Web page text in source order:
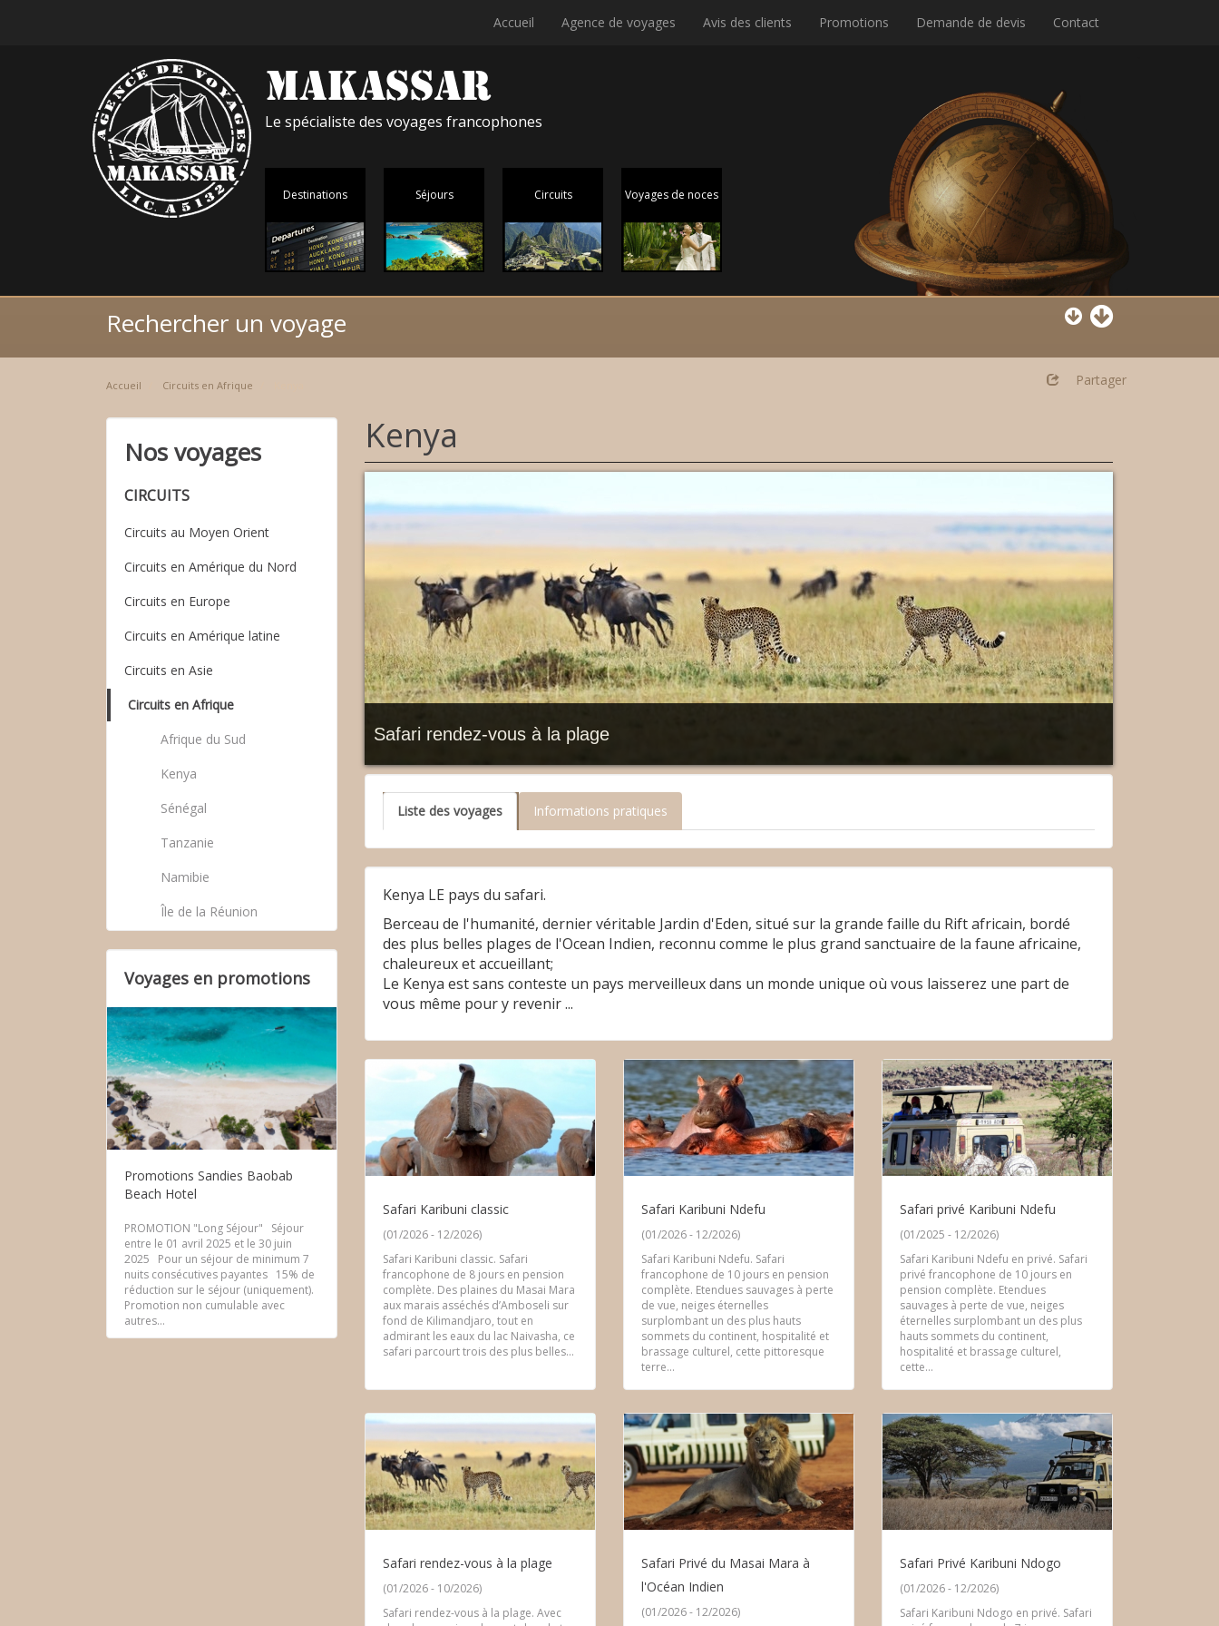
Accueil Agence de voyages Avis des clients Promotions Demande de devis Contact
Le spécialiste des voyages francophones
Destinations Séjours Circuits Voyages de noces
Rechercher un voyage
Accueil Circuits en Afrique Partager
Nos voyages
CIRCUITS
Circuits au Moyen Orient
Circuits en Amérique du Nord
Circuits en Europe
Circuits en Amérique latine
Circuits en Asie
Circuits en Afrique
Afrique du Sud
Kenya
Sénégal
Tanzanie
Namibie
Île de la Réunion
Voyages en promotions
Promotions Sandies Baobab
Beach Hotel
PROMOTION "Long Séjour" Séjour
entre le 01 avril 2025 et le 30 juin
2025 Pour un séjour de minimum 7
nuits consécutives payantes 15% de
réduction sur le séjour (uniquement).
Promotion non cumulable avec
autres...
Kenya
Safari rendez-vous à la plage
Liste des voyages Informations pratiques
Kenya LE pays du safari.
Berceau de l'humanité, dernier véritable Jardin d'Eden, situé sur la grande faille du Rift africain, bordé
des plus belles plages de l'Ocean Indien, reconnu comme le plus grand sanctuaire de la faune africaine,
chaleureux et accueillant;
Le Kenya est sans conteste un pays merveilleux dans un monde unique où vous laisserez une part de
vous même pour y revenir ...
Safari Karibuni classic
(01/2026 - 12/2026)
Safari Karibuni classic. Safari
francophone de 8 jours en pension
complète. Des plaines du Masai Mara
aux marais asséchés d’Amboseli sur
fond de Kilimandjaro, tout en
admirant les eaux du lac Naivasha, ce
safari parcourt trois des plus belles...
Safari Karibuni Ndefu
(01/2026 - 12/2026)
Safari Karibuni Ndefu. Safari
francophone de 10 jours en pension
complète. Etendues sauvages à perte
de vue, neiges éternelles
surplombant un des plus hauts
sommets du continent, hospitalité et
brassage culturel, cette pittoresque
terre...
Safari privé Karibuni Ndefu
(01/2025 - 12/2026)
Safari Karibuni Ndefu en privé. Safari
privé francophone de 10 jours en
pension complète. Etendues
sauvages à perte de vue, neiges
éternelles surplombant un des plus
hauts sommets du continent,
hospitalité et brassage culturel,
cette...
Safari rendez-vous à la plage
(01/2026 - 10/2026)
Safari rendez-vous à la plage. Avec
Safari Privé du Masai Mara à
l'Océan Indien
(01/2026 - 12/2026)
Safari Privé Karibuni Ndogo
(01/2026 - 12/2026)
Safari Karibuni Ndogo en privé. Safari